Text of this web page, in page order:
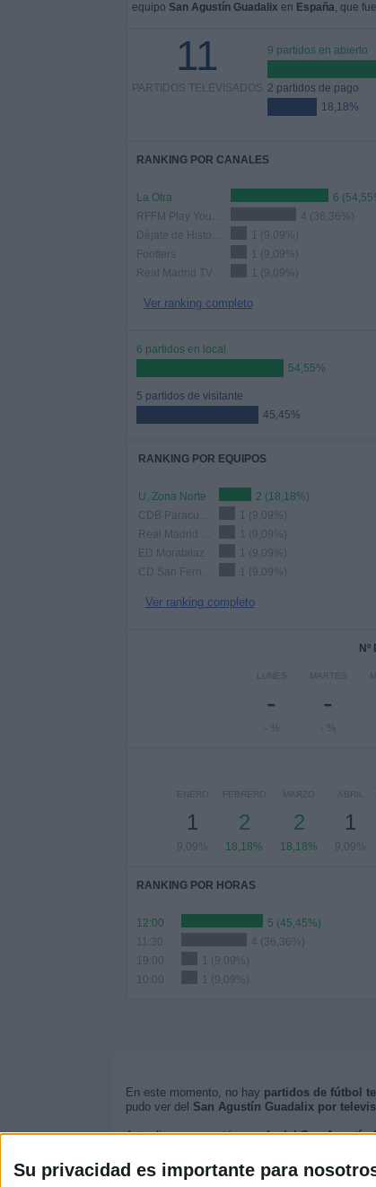
Su privacidad es importante para
equipo San Agustín Guadalix en España, que
11
PARTIDOS TELEVISADOS
9 partidos en abierto
2 partidos de pago
18,18%
RANKING POR CANALES
La Otra
6
4 (36,36%)
1 (9,09%)
Footters
1 (9,09%)
Real Madrid TV
1 (9,09%)
Ver ranking completo
6 partidos en local
54,55%
5 partidos de visitante
45,45%
RANKING POR EQUIPOS
U. Zona Norte
2 (18,18%)
1 (9,09%)
1 (9,09%)
ED Moratalaz
1 (9,09%)
1 (9,09%)
Ver ranking completo
LUNES
-
- %
MARTES
-
- %
ENERO
1
9,09%
FEBRERO
2
18,18%
MARZO
2
18,18%
ABRIL
1
9,09%
RANKING POR HORAS
12:00
5 (45,45%)
11:30
4 (36,36%)
19:00
1 (9,09%)
1 (9,09%)
En este momento, no hay partidos de fútbol
pudo ver del San Agustín Guadalix por
Actualizaremos estáagenda del San Agustín
Quizás sea de tu interés saber que desde los
El primer partido publicado fue el domingo, 4